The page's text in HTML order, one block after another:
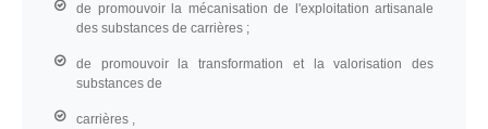
de promouvoir la mécanisation de l'exploitation artisanale
des substances de carrières ;
de promouvoir la transformation et la valorisation des
substances de
carrières ,